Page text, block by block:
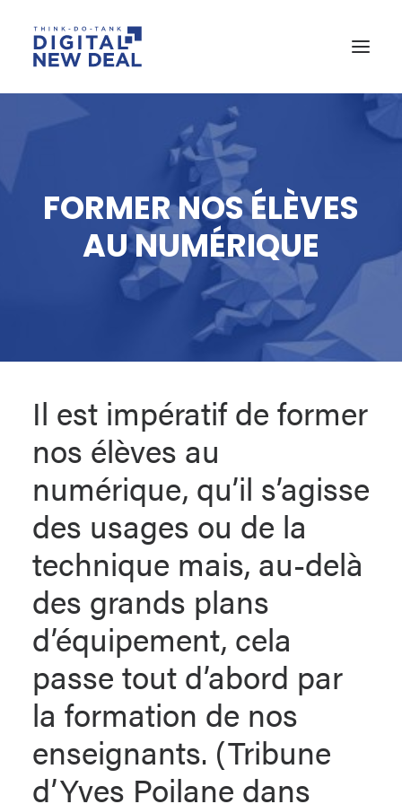
FORMER NOS ÉLÈVES
AU NUMÉRIQUE
Il est impératif de former
nos élèves au
numérique, qu’il s’agisse
des usages ou de la
technique mais, au-delà
des grands plans
d’équipement, cela
passe tout d’abord par
la formation de nos
enseignants. (Tribune
d’Yves Poilane dans